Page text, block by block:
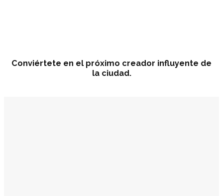
Conviértete en el próximo creador influyente de
la ciudad.